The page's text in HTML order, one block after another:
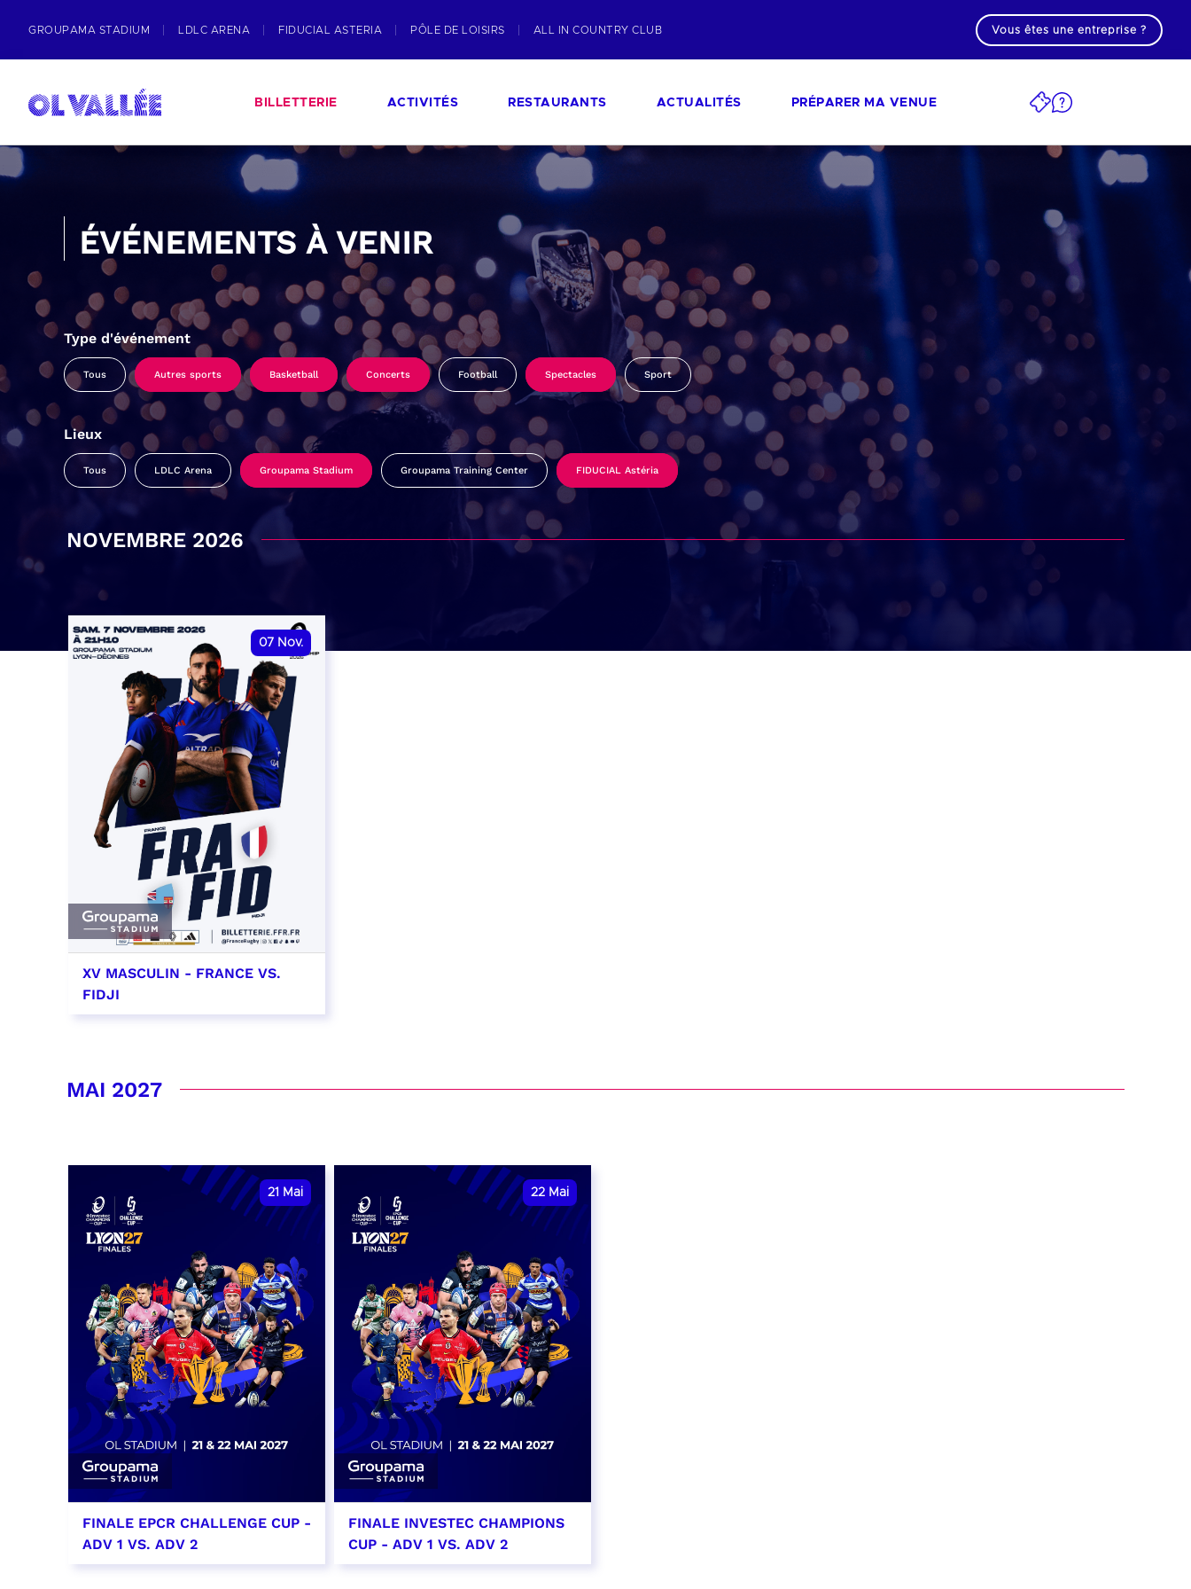
GROUPAMA STADIUM LDLC ARENA FIDUCIAL ASTERIA PÔLE DE LOISIRS ALL IN COUNTRY CLUB Vous êtes une entreprise ?
BILLETTERIE ACTIVITÉS RESTAURANTS ACTUALITÉS PRÉPARER MA VENUE
ÉVÉNEMENTS À VENIR
Type d'événement
Tous Autres sports Basketball Concerts Football Spectacles Sport
Lieux
Tous LDLC Arena Groupama Stadium Groupama Training Center FIDUCIAL Astéria
NOVEMBRE 2026
07 Nov.
XV MASCULIN - FRANCE VS.
FIDJI
MAI 2027
21 Mai
FINALE EPCR CHALLENGE CUP -
ADV 1 VS. ADV 2
22 Mai
FINALE INVESTEC CHAMPIONS
CUP - ADV 1 VS. ADV 2